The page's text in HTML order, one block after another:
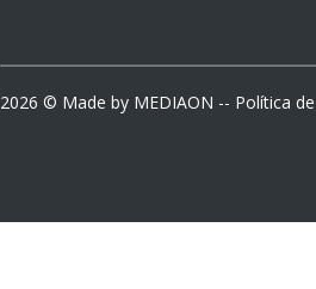
2026 © Made by MEDIAON -- Política